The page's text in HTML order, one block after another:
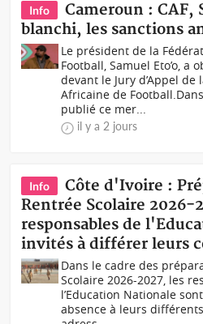
Info
Cameroun : CAF,
blanchi, les sanctions
Le président de la
Football, Samuel Eto’o, a
devant le Jury d’Appel
Africaine de
publié ce mer...
il y a 2 jours
Info
Côte d'Ivoire :
Rentrée Scolaire 2026-
responsables de
invités à différer leurs
Dans le cadre des
Scolaire 2026-2027, les
l’Education Nationale
absence à leurs